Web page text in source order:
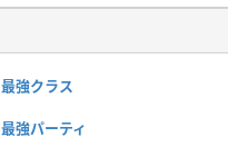
最強クラス
最強パーティ